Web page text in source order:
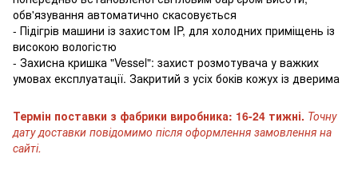
обв'язування автоматично скасовується
- Підігрів машини із захистом IP, для холодних приміщень із
високою вологістю
- Захисна кришка "Vessel": захист розмотувача у важких
умовах експлуатації. Закритий з усіх боків кожух із дверима
Термін поставки з фабрики виробника: 16-24 тижні. Точну
дату доставки повідомимо після оформлення замовлення на
сайті.